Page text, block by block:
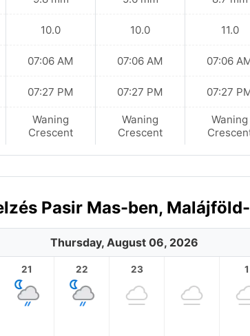
10.0
07:06 AM
07:27 PM
Waning
Crescent
10.0
07:06 AM
07:27 PM
Waning
Crescent
11.0
07:06
07:27
Waning
Pasir Mas-ben,
Thursday, August 06, 2026
21 22 23 1